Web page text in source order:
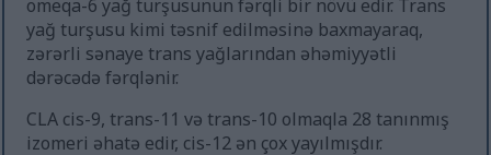
omeqa-6 yağ turşusunun fərqli bir növü edir. Trans
yağ turşusu kimi təsnif edilməsinə baxmayaraq,
zərərli sənaye trans yağlarından əhəmiyyətli
dərəcədə fərqlənir.
CLA cis-9, trans-11 və trans-10 olmaqla 28 tanınmış
izomeri əhatə edir, cis-12 ən çox yayılmışdır.